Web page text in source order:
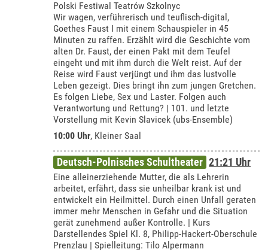
Polski Festiwal Teatrów Szkolnyc
Wir wagen, verführerisch und teuflisch-digital,
Goethes Faust I mit einem Schauspieler in 45
Minuten zu raffen. Erzählt wird die Geschichte vom
alten Dr. Faust, der einen Pakt mit dem Teufel
eingeht und mit ihm durch die Welt reist. Auf der
Reise wird Faust verjüngt und ihm das lustvolle
Leben gezeigt. Dies bringt ihn zum jungen Gretchen.
Es folgen Liebe, Sex und Laster. Folgen auch
Verantwortung und Rettung? | 101. und letzte
Vorstellung mit Kevin Slavicek (ubs-Ensemble)
10:00 Uhr, Kleiner Saal
Deutsch-Polnisches Schultheater 21:21 Uhr
Eine alleinerziehende Mutter, die als Lehrerin
arbeitet, erfährt, dass sie unheilbar krank ist und
entwickelt ein Heilmittel. Durch einen Unfall geraten
immer mehr Menschen in Gefahr und die Situation
gerät zunehmend außer Kontrolle. | Kurs
Darstellendes Spiel Kl. 8, Philipp-Hackert-Oberschule
Prenzlau | Spielleitung: Tilo Alpermann